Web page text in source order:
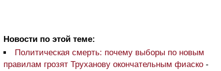
Новости по этой теме:
Политическая смерть: почему выборы по новым
правилам грозят Труханову окончательным фиаско -